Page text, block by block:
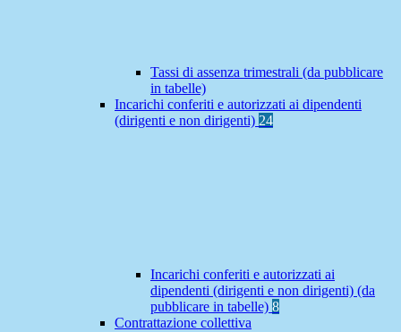
Tassi di assenza trimestrali (da pubblicare
in tabelle)
Incarichi conferiti e autorizzati ai dipendenti
(dirigenti e non dirigenti) 24
Incarichi conferiti e autorizzati ai
dipendenti (dirigenti e non dirigenti) (da
pubblicare in tabelle) 8
Contrattazione collettiva